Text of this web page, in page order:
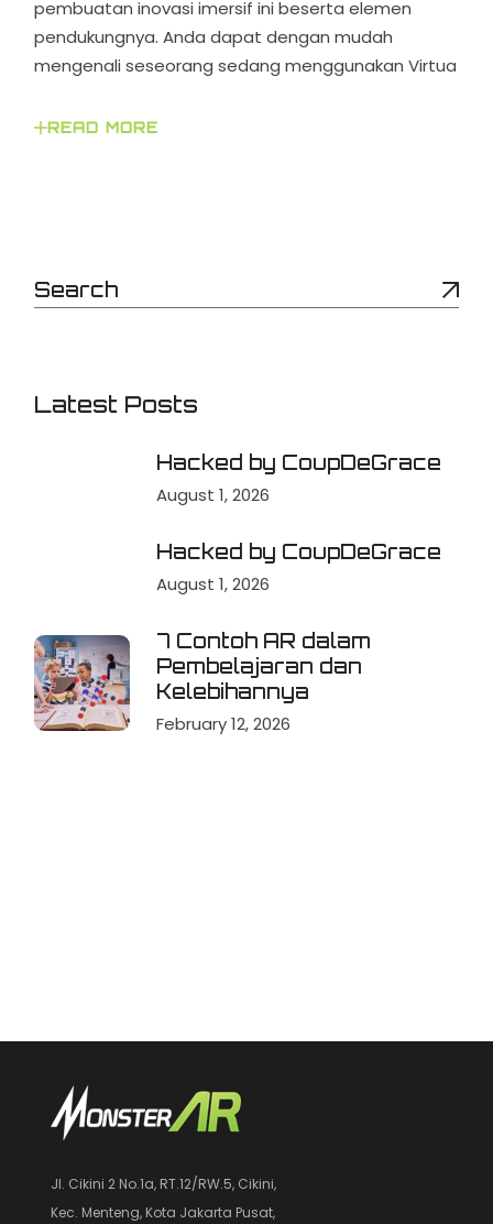
pembuatan inovasi imersif ini beserta elemen
pendukungnya. Anda dapat dengan mudah
mengenali seseorang sedang menggunakan Virtua
READ MORE
Latest Posts
Hacked by CoupDeGrace
August 1, 2026
Hacked by CoupDeGrace
August 1, 2026
7 Contoh AR dalam
Pembelajaran dan
Kelebihannya
February 12, 2026
Jl. Cikini 2 No.1a, RT.12/RW.5, Cikini,
Kec. Menteng, Kota Jakarta Pusat,